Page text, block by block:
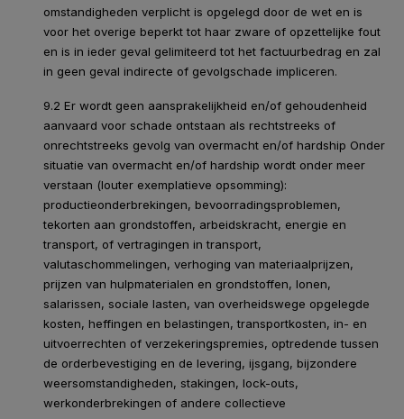
omstandigheden verplicht is opgelegd door de wet en is
voor het overige beperkt tot haar zware of opzettelijke fout
en is in ieder geval gelimiteerd tot het factuurbedrag en zal
in geen geval indirecte of gevolgschade impliceren.
9.2 Er wordt geen aansprakelijkheid en/of gehoudenheid
aanvaard voor schade ontstaan als rechtstreeks of
onrechtstreeks gevolg van overmacht en/of hardship Onder
situatie van overmacht en/of hardship wordt onder meer
verstaan (louter exemplatieve opsomming):
productieonderbrekingen, bevoorradingsproblemen,
tekorten aan grondstoffen, arbeidskracht, energie en
transport, of vertragingen in transport,
valutaschommelingen, verhoging van materiaalprijzen,
prijzen van hulpmaterialen en grondstoffen, lonen,
salarissen, sociale lasten, van overheidswege opgelegde
kosten, heffingen en belastingen, transportkosten, in- en
uitvoerrechten of verzekeringspremies, optredende tussen
de orderbevestiging en de levering, ijsgang, bijzondere
weersomstandigheden, stakingen, lock-outs,
werkonderbrekingen of andere collectieve